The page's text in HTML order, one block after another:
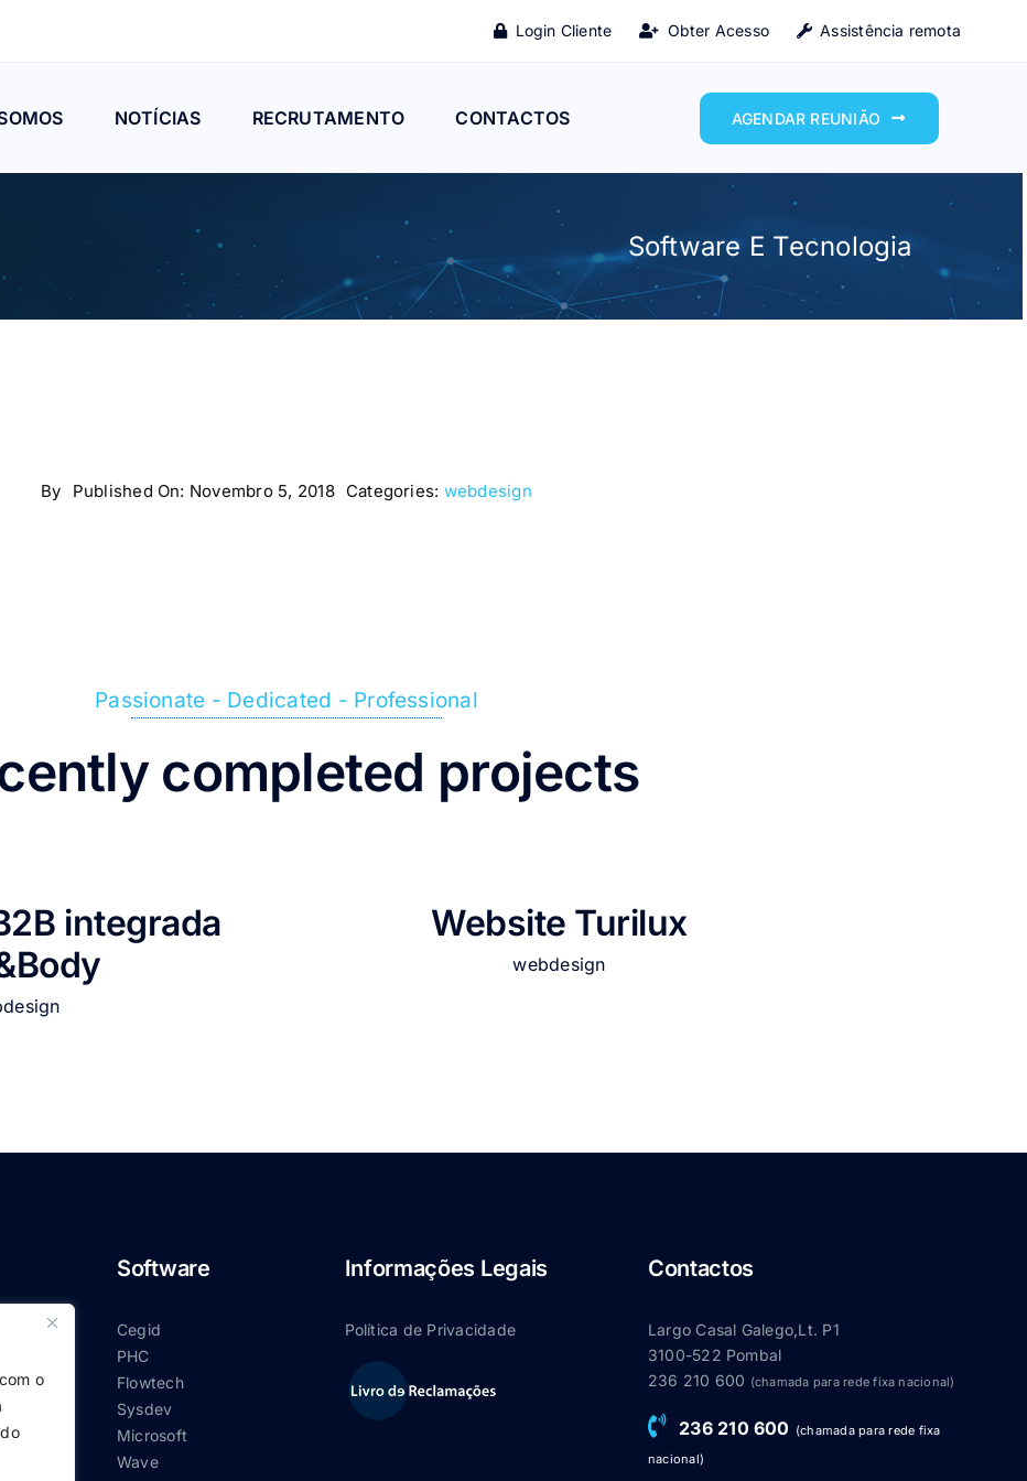
o
Login Cliente Obter Acesso Assistência remota
NOTÍCIAS RECRUTAMENTO CONTACTOS AGENDAR REUNIÃO
Software E Tecnologia
By Published On: Novembro 5, 2018 Categories: webdesign
Passionate - Dedicated - Professional
completed projects
integrada
Website Turilux
webdesign
Software
Cegid
PHC
Flowtech
Sysdev
Microsoft
Wave
Informações Legais
Política de Privacidade
Contactos
Largo Casal Galego,Lt. P1
3100-522 Pombal
236 210 600 (chamada para rede fixa nacional)
236 210 600 (chamada para rede fixa
nacional)